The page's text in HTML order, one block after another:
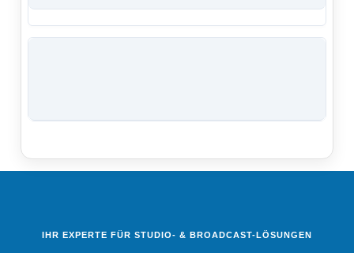
IHR EXPERTE FÜR STUDIO- & BROADCAST-LÖSUNGEN